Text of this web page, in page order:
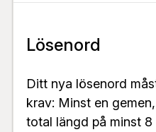
Lösenord
Ditt nya lösenord
krav: Minst en
total längd på minst 8